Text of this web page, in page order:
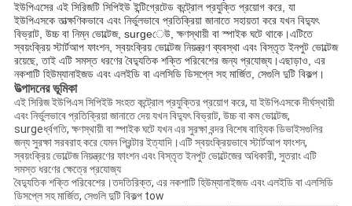
ইউপিএসের এই সিরিজটি সিপিইউ ইন্টিগ্রেটেড কন্ট্রোল প্রযুক্তি প্রয়োগ করে, যা
ইউপিএসকে তাত্ক্ষণিকভাবে এবং নির্ভুলভাবে প্রতিক্রিয়া জানাতে সহায়তা করে যখন বিদ্যুৎ
বিভ্রাট, উচ্চ বা নিম্ন ভোল্টেজ, surgeেউ, ক্ষণস্থায়ী বা স্পাইক ঘটে থাকে।এটিতে
স্বয়ংক্রিয় স্টার্টআপ ফাংশন, স্বয়ংক্রিয় ভোল্টেজ নিয়ন্ত্রণ ব্যবস্থা এবং বিস্তৃত ইনপুট ভোল্টেজ
রয়েছে, তাই এটি সমস্ত ধরণের বৈদ্যুতিক শক্তি পরিবেশের জন্য প্রযোজ্য।এছাড়াও, এর
নকশাটি হিউম্যানাইজড এবং এলইডি বা এলসিডি ডিসপ্লে সহ মার্জিত, সেগুলি দুটি বিকল্প।
উত্পাদনের ভূমিকা
এই সিরিজ ইউপিএস সিপিইউ সংহত কন্ট্রোল প্রযুক্তির প্রয়োগ করে, যা ইউপিএসকে দীর্ঘস্থায়ী
এবং নির্ভুলভাবে প্রতিক্রিয়া জানাতে দেয় যখন বিদ্যুৎ বিভ্রাট, উচ্চ বা কম ভোল্টেজ,
surgeর্ধ্বগতি, ক্ষণস্থায়ী বা স্পাইক ঘটে যখন এর সুরক্ষা বন্দর বিশেষ বাহ্যিক ডিভাইসগুলির
জন্য সুরক্ষা সরবরাহ করে যেমন প্রিন্টার ইত্যাদি।এটি স্বয়ংক্রিয়ভাবে স্টার্টআপ ফাংশন,
স্বয়ংক্রিয় ভোল্টেজ নিয়ন্ত্রণের ফাংশন এবং বিস্তৃত ইনপুট ভোল্টেজের অধিকারী, সুতরাং এটি
সমস্ত ধরণের ক্ষেত্রে প্রযোজ্য
বৈদ্যুতিক শক্তি পরিবেশের।তদতিরিক্ত, এর নকশাটি হিউম্যানাইজড এবং এলইডি বা এলসিডি
ডিসপ্লে সহ মার্জিত, সেগুলি দুটি বিকল্প tow